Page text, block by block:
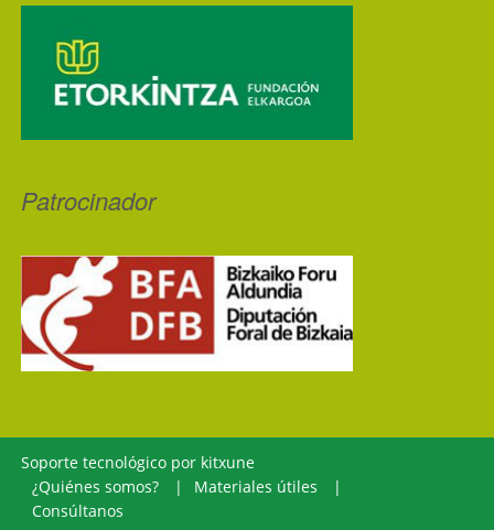
Patrocinador
Soporte tecnológico por kitxune
¿Quiénes somos?
Materiales útiles
Consúltanos